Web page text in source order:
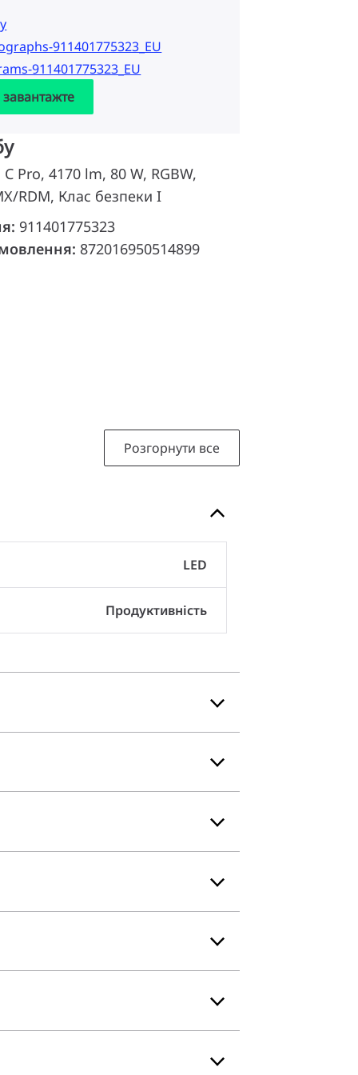
911401775323_EU
911401775323_EU
завантажте
Pro, 4170 lm, 80 W, RGBW,
RDM, Клас безпеки I
911401775323
872016950514899
Розгорнути все
LED
Продуктивність